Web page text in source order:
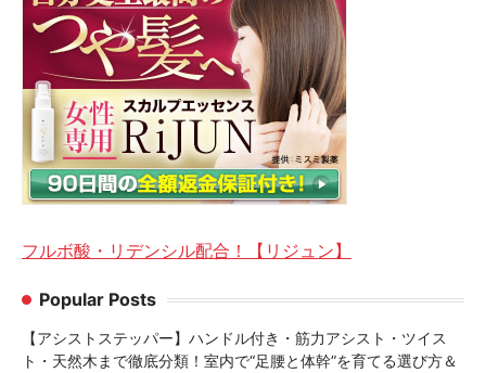
フルボ酸・リデンシル配合！【リジュン】
Popular Posts
【アシストステッパー】ハンドル付き・筋力アシスト・ツイス
ト・天然木まで徹底分類！室内で“足腰と体幹”を育てる選び方＆